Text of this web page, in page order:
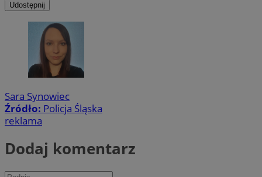
Udostępnij
Sara Synowiec
Źródło: Policja Śląska
reklama
Dodaj komentarz